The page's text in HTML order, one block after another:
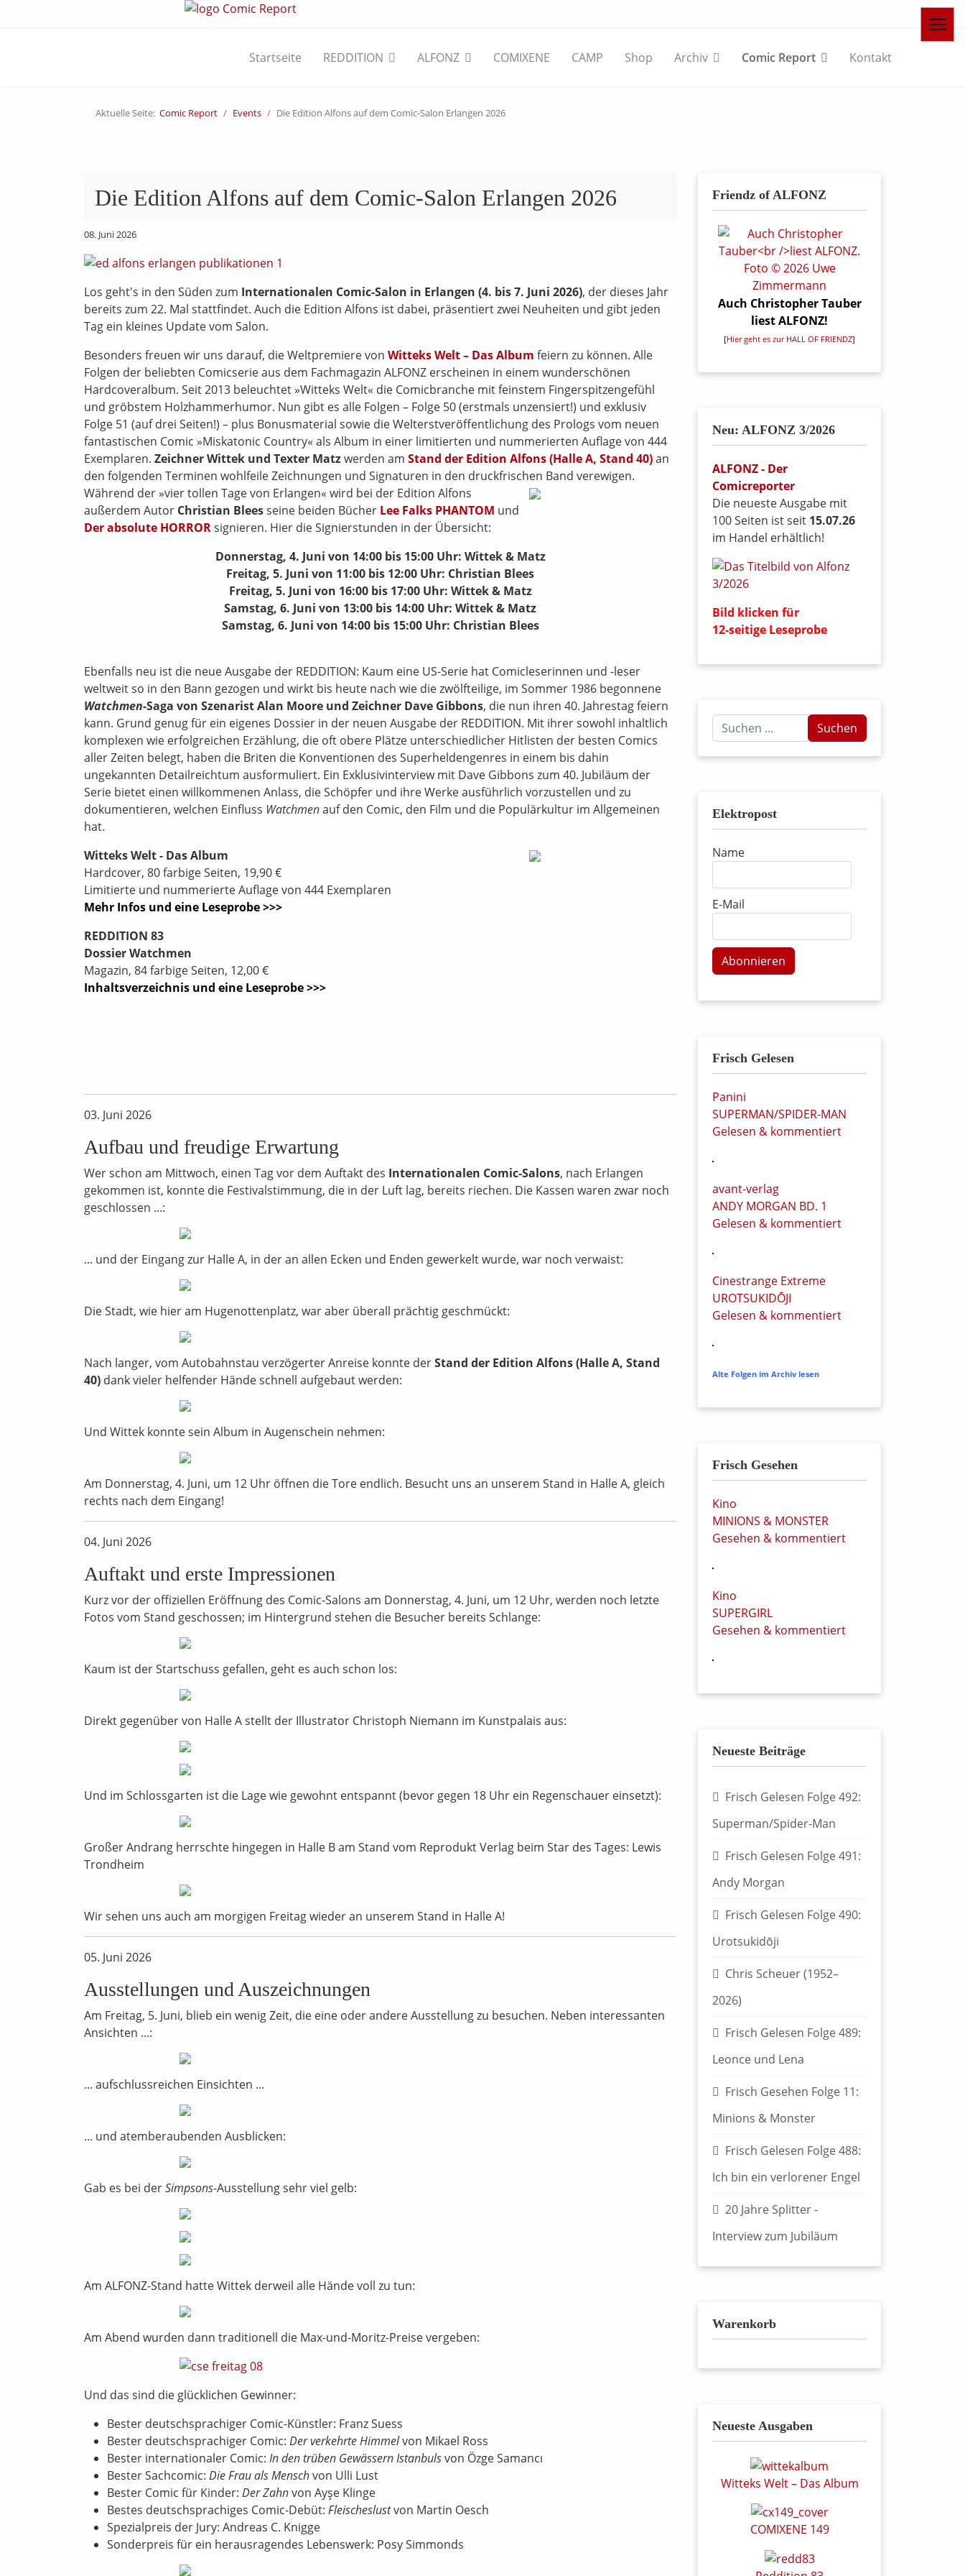
Startseite REDDITION ALFONZ COMIXENE CAMP Shop Archiv Comic Report Kontakt
Aktuelle Seite: Comic Report Events Die Edition Alfons auf dem Comic-Salon Erlangen 2026
Die Edition Alfons auf dem Comic-Salon Erlangen 2026
08. Juni 2026
Los geht's in den Süden zum Internationalen Comic-Salon in Erlangen (4. bis 7. Juni 2026), der dieses Jahr
bereits zum 22. Mal stattfindet. Auch die Edition Alfons ist dabei, präsentiert zwei Neuheiten und gibt jeden
Tag ein kleines Update vom Salon.
Besonders freuen wir uns darauf, die Weltpremiere von Witteks Welt – Das Album feiern zu können. Alle
Folgen der beliebten Comicserie aus dem Fachmagazin ALFONZ erscheinen in einem wunderschönen
Hardcoveralbum. Seit 2013 beleuchtet »Witteks Welt« die Comicbranche mit feinstem Fingerspitzengefühl
und gröbstem Holzhammerhumor. Nun gibt es alle Folgen – Folge 50 (erstmals unzensiert!) und exklusiv
Folge 51 (auf drei Seiten!) – plus Bonusmaterial sowie die Welterstveröffentlichung des Prologs vom neuen
fantastischen Comic »Miskatonic Country« als Album in einer limitierten und nummerierten Auflage von 444
Exemplaren. Zeichner Wittek und Texter Matzwerden am Stand der Edition Alfons (Halle A, Stand 40)an
den folgenden Terminen wohlfeile Zeichnungen und Signaturen in den druckfrischen Band verewigen.
Während der »vier tollen Tage von Erlangen« wird bei der Edition Alfons
außerdem Autor Christian Bleesseine beiden Bücher Lee Falks PHANTOM und
Der absolute HORRORsignieren. Hier die Signierstunden in der Übersicht:
Donnerstag, 4. Juni von 14:00 bis 15:00 Uhr: Wittek & Matz
Freitag, 5. Juni von 11:00 bis 12:00 Uhr: Christian Blees
Freitag, 5. Juni von 16:00 bis 17:00 Uhr: Wittek & Matz
Samstag, 6. Juni von 13:00 bis 14:00 Uhr: Wittek & Matz
Samstag, 6. Juni von 14:00 bis 15:00 Uhr: Christian Blees
Ebenfalls neu ist die neue Ausgabe der REDDITION: Kaum eine US-Serie hat Comicleserinnen und -leser
weltweit so in den Bann gezogen und wirkt bis heute nach wie die zwölfteilige, im Sommer 1986 begonnene
Watchmen-Saga von Szenarist Alan Moore und Zeichner Dave Gibbons, die nun ihren 40. Jahrestag feiern
kann. Grund genug für ein eigenes Dossier in der neuen Ausgabe der REDDITION. Mit ihrer sowohl inhaltlich
komplexen wie erfolgreichen Erzählung, die oft obere Plätze unterschiedlicher Hitlisten der besten Comics
aller Zeiten belegt, haben die Briten die Konventionen des Superheldengenres in einem bis dahin
ungekannten Detailreichtum ausformuliert. Ein Exklusivinterview mit Dave Gibbons zum 40. Jubiläum der
Serie bietet einen willkommenen Anlass, die Schöpfer und ihre Werke ausführlich vorzustellen und zu
dokumentieren, welchen Einfluss Watchmenauf den Comic, den Film und die Populärkultur im Allgemeinen
hat.
Witteks Welt - Das Album
Hardcover, 80 farbige Seiten, 19,90 €
Limitierte und nummerierte Auflage von 444 Exemplaren
Mehr Infos und eine Leseprobe >>>
REDDITION 83
Dossier Watchmen
Magazin, 84 farbige Seiten, 12,00 €
Inhaltsverzeichnis und eine Leseprobe >>>
03. Juni 2026
Aufbau und freudige Erwartung
Wer schon am Mittwoch, einen Tag vor dem Auftakt des Internationalen Comic-Salons, nach Erlangen
gekommen ist, konnte die Festivalstimmung, die in der Luft lag, bereits riechen. Die Kassen waren zwar noch
geschlossen ...:
... und der Eingang zur Halle A, in der an allen Ecken und Enden gewerkelt wurde, war noch verwaist:
Die Stadt, wie hier am Hugenottenplatz, war aber überall prächtig geschmückt:
Nach langer, vom Autobahnstau verzögerter Anreise konnte derStand der Edition Alfons (Halle A, Stand
40) dank vieler helfender Hände schnell aufgebaut werden:
Und Wittek konnte sein Album in Augenschein nehmen:
Am Donnerstag, 4. Juni, um 12 Uhr öffnen die Tore endlich. Besucht uns an unserem Stand in Halle A, gleich
rechts nach dem Eingang!
04. Juni 2026
Auftakt und erste Impressionen
Kurz vor der offiziellen Eröffnung des Comic-Salons am Donnerstag, 4. Juni, um 12 Uhr, werden noch letzte
Fotos vom Stand geschossen; im Hintergrund stehen die Besucher bereits Schlange:
Kaum ist der Startschuss gefallen, geht es auch schon los:
Direkt gegenüber von Halle A stellt der Illustrator Christoph Niemann im Kunstpalais aus:
Und im Schlossgarten ist die Lage wie gewohnt entspannt (bevor gegen 18 Uhr ein Regenschauer einsetzt):
Großer Andrang herrschte hingegen in Halle B am Stand vom Reprodukt Verlag beim Star des Tages: Lewis
Trondheim
Wir sehen uns auch am morgigen Freitag wieder an unserem Stand in Halle A!
05. Juni 2026
Ausstellungen und Auszeichnungen
Am Freitag, 5. Juni, blieb ein wenig Zeit, die eine oder andere Ausstellung zu besuchen. Neben interessanten
Ansichten ...:
... aufschlussreichen Einsichten ...
... und atemberaubenden Ausblicken:
Gab es bei derSimpsons-Ausstellung sehr viel gelb:
Am ALFONZ-Stand hatte Wittek derweil alle Hände voll zu tun:
Am Abend wurden dann traditionell die Max-und-Moritz-Preise vergeben:
Und das sind die glücklichen Gewinner:
Bester deutschsprachiger Comic-Künstler: Franz Suess
Bester deutschsprachiger Comic: Der verkehrte Himmelvon Mikael Ross
Bester internationaler Comic: In den trüben Gewässern Istanbulsvon Özge Samancı
Bester Sachcomic: Die Frau als Menschvon Ulli Lust
Bester Comic für Kinder: Der Zahnvon Ayşe Klinge
Bestes deutschsprachiges Comic-Debüt: Fleischeslustvon Martin Oesch
Spezialpreis der Jury: Andreas C. Knigge
Sonderpreis für ein herausragendes Lebenswerk: Posy Simmonds
Friendz of ALFONZ
Auch Christopher Tauber
liest ALFONZ!
[Hier geht es zur HALL OF FRIENDZ]
Neu: ALFONZ 3/2026
ALFONZ - Der
Comicreporter
Die neueste Ausgabe mit
100 Seiten ist seit 15.07.26
im Handel erhältlich!
Bild klicken für
12-seitige Leseprobe
Suchen
...
Suchen
Elektropost
Name
E-Mail
Abonnieren
Frisch Gelesen
Panini
SUPERMAN/SPIDER-MAN
Gelesen & kommentiert
avant-verlag
ANDY MORGAN BD. 1
Gelesen & kommentiert
Cinestrange Extreme
UROTSUKIDŌJI
Gelesen & kommentiert
Alte Folgen im Archiv lesen
Frisch Gesehen
Kino
MINIONS & MONSTER
Gesehen & kommentiert
Kino
SUPERGIRL
Gesehen & kommentiert
Neueste Beiträge
Frisch Gelesen Folge 492:
Superman/Spider-Man
Frisch Gelesen Folge 491:
Andy Morgan
Frisch Gelesen Folge 490:
Urotsukidōji
Chris Scheuer (1952–
2026)
Frisch Gelesen Folge 489:
Leonce und Lena
Frisch Gesehen Folge 11:
Minions & Monster
Frisch Gelesen Folge 488:
Ich bin ein verlorener Engel
20 Jahre Splitter -
Interview zum Jubiläum
Warenkorb
Neueste Ausgaben
Witteks Welt – Das Album
COMIXENE 149